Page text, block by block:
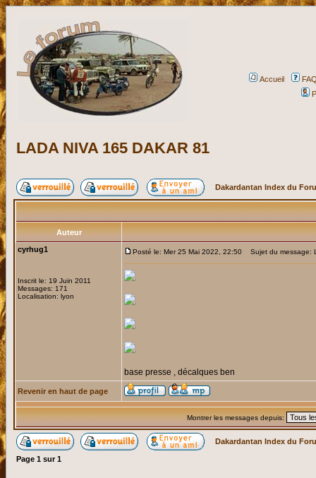
Accueil
LADA NIVA 165 DAKAR 81
Dakardantan Index du
Auteur
cyrhug1
Inscrit le: 19 Juin 2011
Messages: 171
Localisation: lyon
Posté le: Mer 25 Mai 2022, 22:50 Sujet du message:
base presse , décalques ben
Revenir en haut de page
Montrer les messages depuis:
Dakardantan Index du
Page 1 sur1